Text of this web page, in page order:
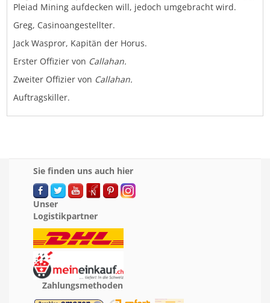
Pleiad Mining aufdecken will, jedoch umgebracht wird.
Greg, Casinoangestellter.
Jack Waspror, Kapitän der Horus.
Erster Offizier von Callahan.
Zweiter Offizier von Callahan.
Auftragskiller.
Sie finden uns auch hier
Unser
Logistikpartner
Zahlungsmethoden